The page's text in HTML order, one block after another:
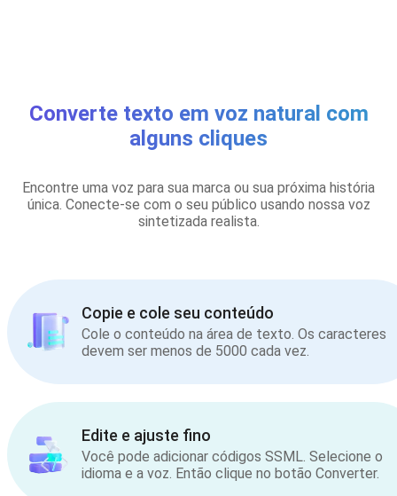
Converte texto em voz natural com
alguns cliques
Encontre uma voz para sua marca ou sua próxima história
única. Conecte-se com o seu público usando nossa voz
sintetizada realista.
Copie e cole seu conteúdo
Cole o conteúdo na área de texto. Os caracteres
devem ser menos de 5000 cada vez.
Edite e ajuste fino
Você pode adicionar códigos SSML. Selecione o
idioma e a voz. Então clique no botão Converter.